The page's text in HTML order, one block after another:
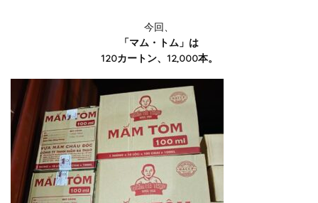
今回、
「マム・トム」は
120カートン、12,000本。